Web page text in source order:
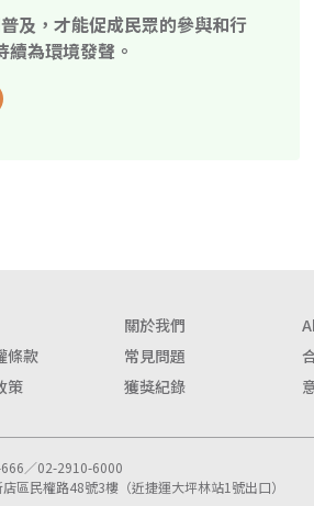
及，才能促成民眾的參與和行
為環境發聲。
關於我們
條款 常見問題
策 獲獎紀錄
／02-2910-6000
區民權路48號3樓（近捷運大坪林站1號出口）